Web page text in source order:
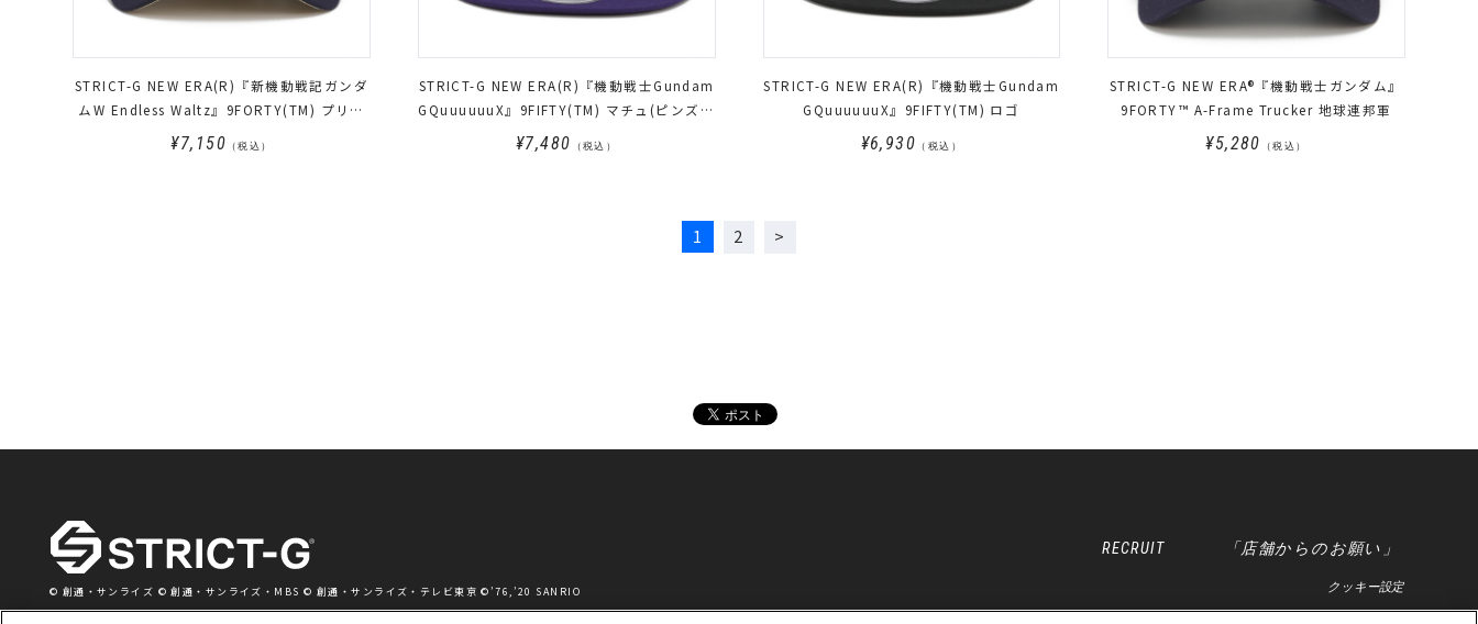
STRICT-G NEW ERA(R)『新機動戦記ガンダ
ムW Endless Waltz』9FORTY(TM) プリベ
ンター(ピンズ付き)
¥7,150 （税込）
STRICT-G NEW ERA(R)『機動戦士Gundam
GQuuuuuuX』9FIFTY(TM) マチュ(ピンズ付
き)
¥7,480 （税込）
STRICT-G NEW ERA(R)『機動戦士Gundam
GQuuuuuuX』9FIFTY(TM) ロゴ
¥6,930 （税込）
STRICT-G NEW ERA®『機動戦士ガンダム』
9FORTY™ A-Frame Trucker 地球連邦軍
¥5,280 （税込）
1 2
RECRUIT 「店舗からのお願い」
クッキー設定
© 創通・サンライズ © 創通・サンライズ・MBS © 創通・サンライズ・テレビ東京 ©’76,’20 SANRIO